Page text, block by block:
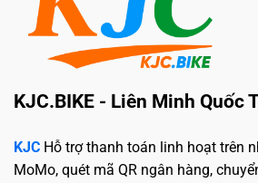
KJC.BIKE - Liên Minh Quốc
KJC Hỗ trợ thanh toán linh hoạt trên
MoMo, quét mã QR ngân hàng,